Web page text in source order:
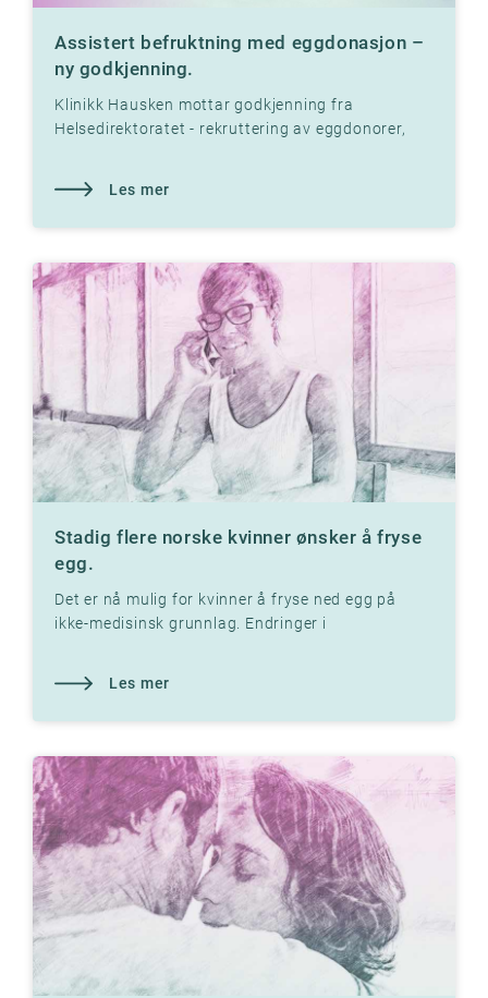
Assistert befruktning med eggdonasjon –
ny godkjenning.
Klinikk Hausken mottar godkjenning fra
Helsedirektoratet - rekruttering av eggdonorer,
Les mer
Stadig flere norske kvinner ønsker å fryse
egg.
Det er nå mulig for kvinner å fryse ned egg på
ikke-medisinsk grunnlag. Endringer i
Les mer